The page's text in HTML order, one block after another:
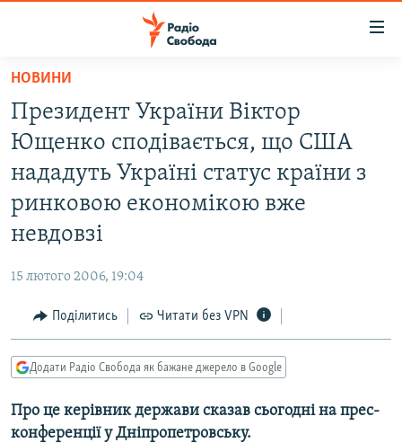
Перейти
основного
матеріалу
до
основної
навігації
до
ВСЕ ЗА ДОБУ
СПОРТ
УКРАЇНА
РОСІЙСЬКА «ФІЛЬТРАЦІЯ»
ТИ ЯК?
СХЕМИ
МУЛЬТИМЕДІА
НОВИНИ
Президент України Віктор
Ющенко сподівається, що США
нададуть Україні статус країни з
ринковою економікою вже
невдовзі
15 лютого 2006, 19:04
Поділитись Читати без VPN
Додати Радіо Свобода як бажане джерело в Google
Про це керівник держави сказав сьогодні на прес-
конференції у Дніпропетровську.